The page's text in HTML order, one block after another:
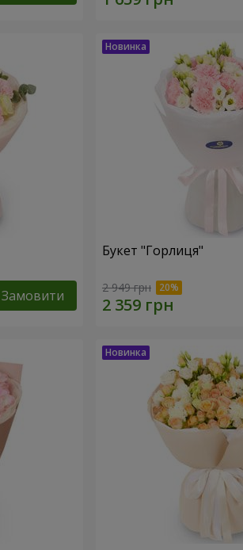
Замовити
Букет "Горлиця"
2 949 грн